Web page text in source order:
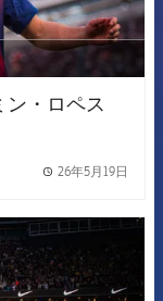
ン・ロペス
26年5月19日
badge